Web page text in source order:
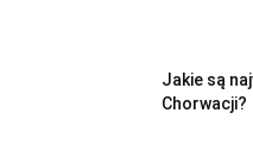
Jakie są
Chorwacji?